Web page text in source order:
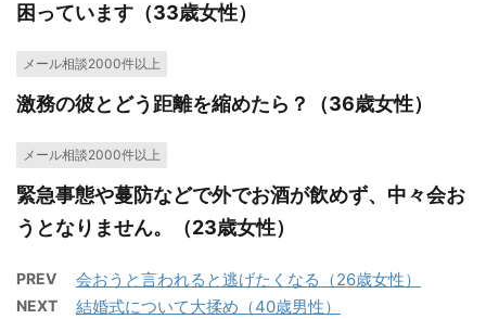
困っています（33歳女性）
メール相談2000件以上
激務の彼とどう距離を縮めたら？（36歳女性）
メール相談2000件以上
緊急事態や蔓防などで外でお酒が飲めず、中々会お
うとなりません。（23歳女性）
PREV 会おうと言われると逃げたくなる（26歳女性）
NEXT 結婚式について大揉め（40歳男性）